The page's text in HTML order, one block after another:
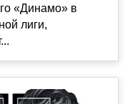
«Динамо» в
лиги,